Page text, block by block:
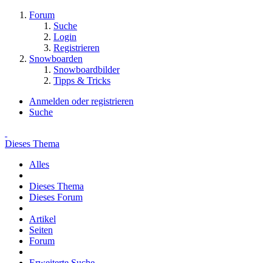
Forum
Suche
Login
Registrieren
Snowboarden
Snowboardbilder
Tipps & Tricks
Anmelden oder registrieren
Suche
Dieses Thema
Alles
Dieses Thema
Dieses Forum
Artikel
Seiten
Forum